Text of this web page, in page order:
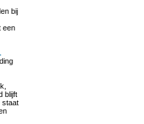
bij
een
blijft
staat